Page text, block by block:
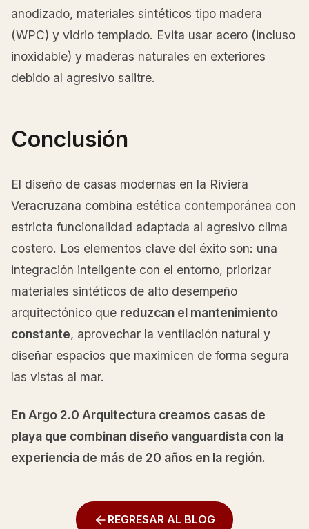
anodizado, materiales sintéticos tipo madera
(WPC) y vidrio templado. Evita usar acero (incluso
inoxidable) y maderas naturales en exteriores
debido al agresivo salitre.
Conclusión
El diseño de casas modernas en la Riviera
Veracruzana combina estética contemporánea con
estricta funcionalidad adaptada al agresivo clima
costero. Los elementos clave del éxito son: una
integración inteligente con el entorno, priorizar
materiales sintéticos de alto desempeño
arquitectónico que reduzcan el mantenimiento
constante, aprovechar la ventilación natural y
diseñar espacios que maximicen de forma segura
las vistas al mar.
En Argo 2.0 Arquitectura creamos casas de
playa que combinan diseño vanguardista con la
experiencia de más de 20 años en la región.
REGRESAR AL BLOG